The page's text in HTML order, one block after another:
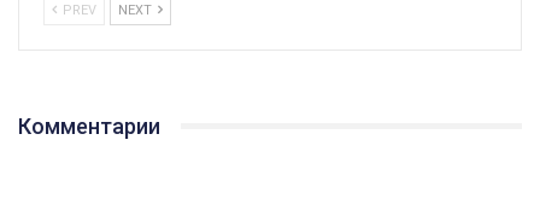
PREV NEXT
Комментарии